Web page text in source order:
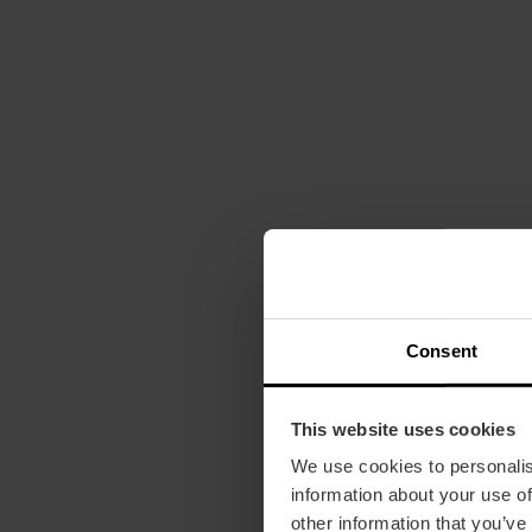
Consent
This website uses cookies
We use cookies to
information about your use
other information that